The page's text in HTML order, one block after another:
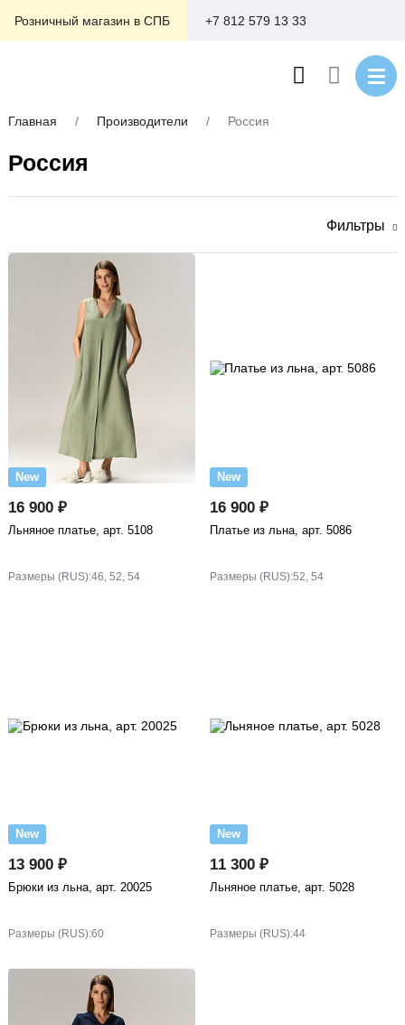
Розничный магазин в СПБ +7 812 579 13 33
Главная / Производители / Россия
Россия
Фильтры
New
16 900 ₽
Льняное платье, арт. 5108
Размеры (RUS):46, 52, 54
New
16 900 ₽
Платье из льна, арт. 5086
Размеры (RUS):52, 54
New
13 900 ₽
Брюки из льна, арт. 20025
Размеры (RUS):60
New
11 300 ₽
Льняное платье, арт. 5028
Размеры (RUS):44